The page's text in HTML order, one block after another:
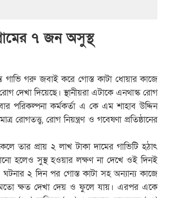
৭ জন অসুস্থ
গাভি গরু জবাই করে গোস্ত কাটা ধোয়ার কাজে
দেখা দিয়েছে। স্থানীয়রা এটাকে এনথাস্ক রোগ
পরিকল্পনা কর্মকর্তা এ কে এম শাহাব উদ্দিন
রোগতত্ত্ব, রোগ নিয়ন্ত্রণ ও গবেষণা প্রতিষ্ঠানের
তার প্রায় ২ লাখ টাকা দামের গাভিটি হঠাৎ
হলেও সুস্থ হওয়ার লক্ষণ না দেখে ওই দিনই
২ দিন পর গোস্ত কাটা সহ অন্যান্য কাজে
ক্ষত দেখা দেয় ও ফুলে যায়। এরপর একে